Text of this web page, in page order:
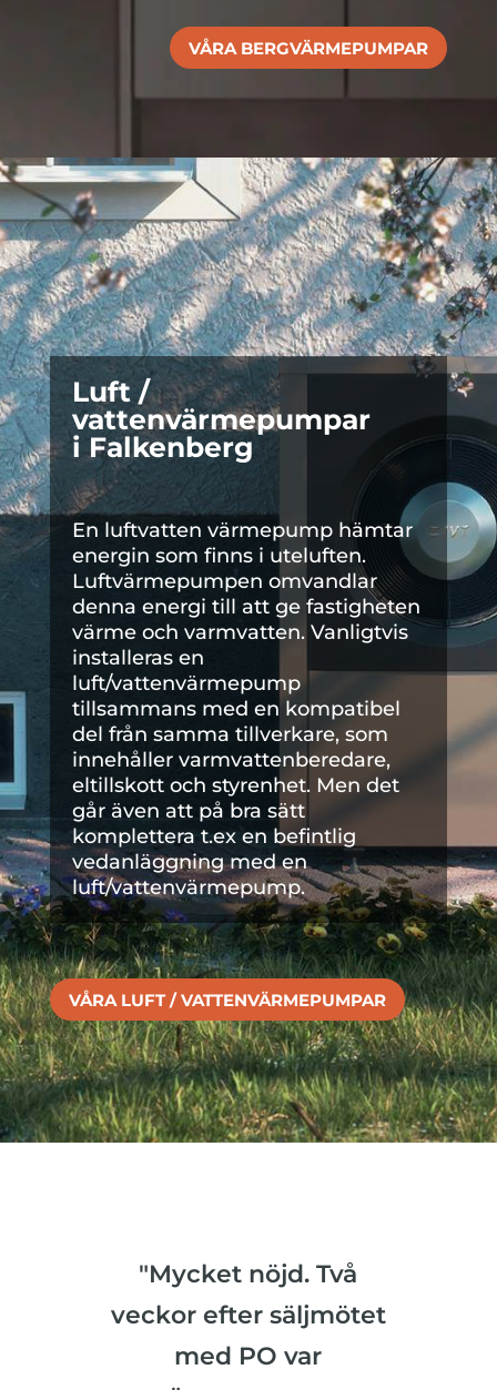
VÅRA BERGVÄRMEPUMPAR
Luft /
vattenvärmepumpar
i Falkenberg
En luftvatten värmepump hämtar
energin som finns i uteluften.
Luftvärmepumpen omvandlar
denna energi till att ge fastigheten
värme och varmvatten. Vanligtvis
installeras en
luft/vattenvärmepump
tillsammans med en kompatibel
del från samma tillverkare, som
innehåller varmvattenberedare,
eltillskott och styrenhet. Men det
går även att på bra sätt
komplettera t.ex en befintlig
vedanläggning med en
luft/vattenvärmepump.
VÅRA LUFT / VATTENVÄRMEPUMPAR
"Mycket nöjd. Två
veckor efter säljmötet
med PO var